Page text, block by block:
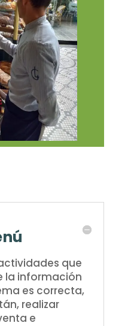
que
la información
es correcta,
realizar
e